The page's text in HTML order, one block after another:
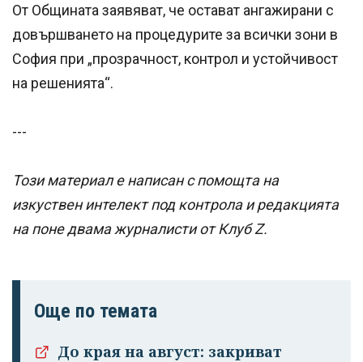
От Общината заявяват, че остават ангажирани с
довършването на процедурите за всички зони в
София при „прозрачност, контрол и устойчивост
на решенията“.
---
Този материал е написан с помощта на
изкуствен интелект под контрола и редакцията
на поне двама журналисти от Клуб Z.
Още по темата
До края на август: закриват